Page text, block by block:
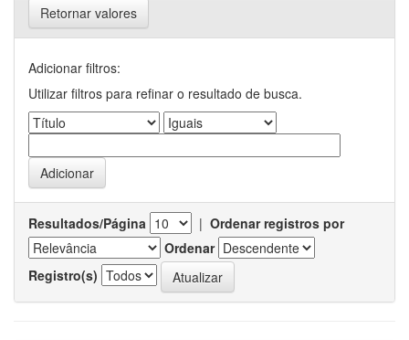
Retornar valores
Adicionar filtros:
Utilizar filtros para refinar o resultado de busca.
Resultados/Página | Ordenar registros por
Ordenar
Registro(s)